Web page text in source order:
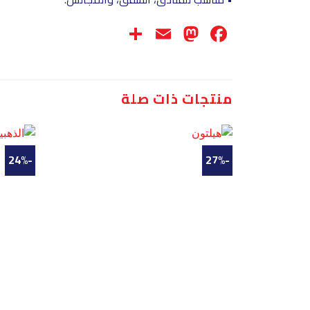
Facebook
Mastodon
Email
منتجات ذات صلة
-27%
-24%